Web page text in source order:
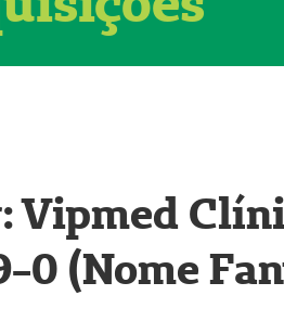
Vipmed
0 (Nome